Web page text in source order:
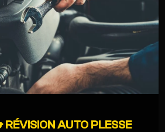
RÉVISION AUTO PLESSE